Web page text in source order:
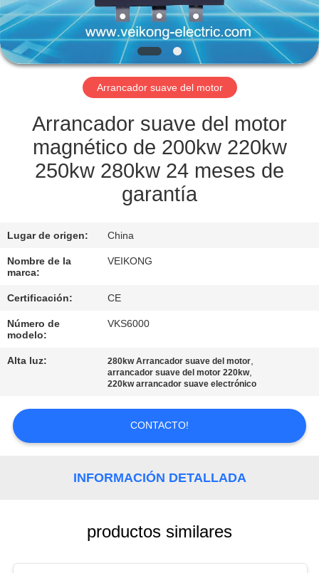
LA
FÁBRICA
CONTROL
CALIDAD
CONTÁCTENOS
UNA
COTIZACIÓN
MAPA
DEL
DE
PRIVACIDAD
Arrancador suave del motor
Arrancador suave del motor
magnético de 200kw 220kw
250kw 280kw 24 meses de
garantía
Lugar de origen: China
Nombre de la
marca:
VEIKONG
Certificación: CE
Número de
modelo:
VKS6000
Alta luz: 280kw Arrancador suave del motor,
arrancador suave del motor 220kw,
220kw arrancador suave electrónico
CONTACTO!
INFORMACIÓN DETALLADA
productos similares